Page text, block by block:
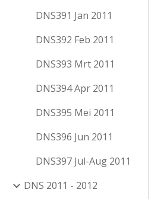
DNS391 Jan 2011
DNS392 Feb 2011
DNS393 Mrt 2011
DNS394 Apr 2011
DNS395 Mei 2011
DNS396 Jun 2011
DNS397 Jul-Aug 2011
DNS 2011 - 2012